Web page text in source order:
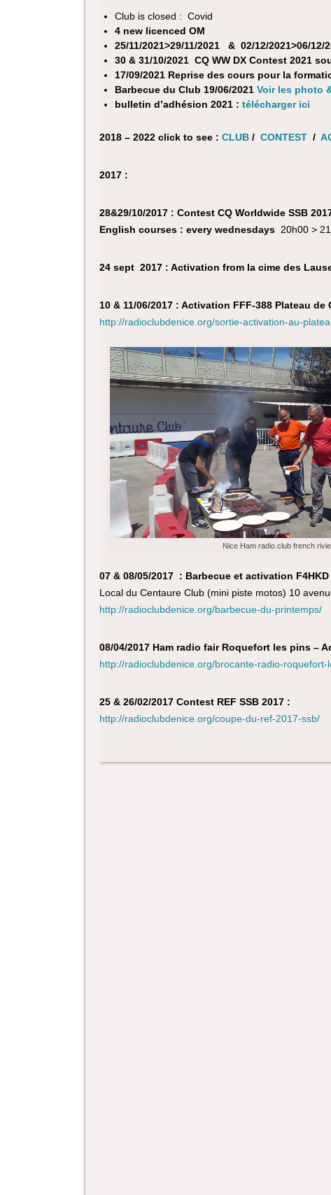
Club is closed : Covid
4 new licenced OM
25/11/2021>29/11/2021 & 02/12/2021>06/
30 & 31/10/2021 CQ WW DX Contest 2021
17/09/2021 Reprise des cours pour la
Barbecue du Club 19/06/2021Voir les photo
bulletin d’adhésion 2021 :télécharger ici
2018 – 2022 click to see : CLUB / CONTEST /
2017 :
28&29/10/2017 : Contest CQ Worldwide SSB
English courses : every wednesdays 20h00 >
24 sept 2017 : Activation from la cime des
10 & 11/06/2017 : Activation FFF-388 Plateau
http://radioclubdenice.org/sortie-activation-au-
Nice Ham radio club french
07 & 08/05/2017 : Barbecue et activation F4HKD
Local du Centaure Club (mini piste motos) 10
http://radioclubdenice.org/barbecue-du-printemps/
08/04/2017 Ham radio fair Roquefort les pins –
http://radioclubdenice.org/brocante-radio-roquefort-
25 & 26/02/2017 Contest REF SSB 2017 :
http://radioclubdenice.org/coupe-du-ref-2017-ssb/